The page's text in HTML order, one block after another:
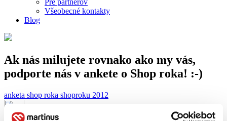
Pre partnerov
Všeobecné kontakty
Blog
Ak nás milujete rovnako ako my vás,
podporte nás v ankete o Shop roka! :-)
anketa shop roka shoproku 2012